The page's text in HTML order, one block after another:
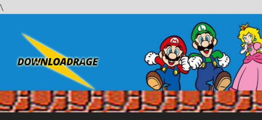
\
Website tải phần mềm nhanh và miễn phí